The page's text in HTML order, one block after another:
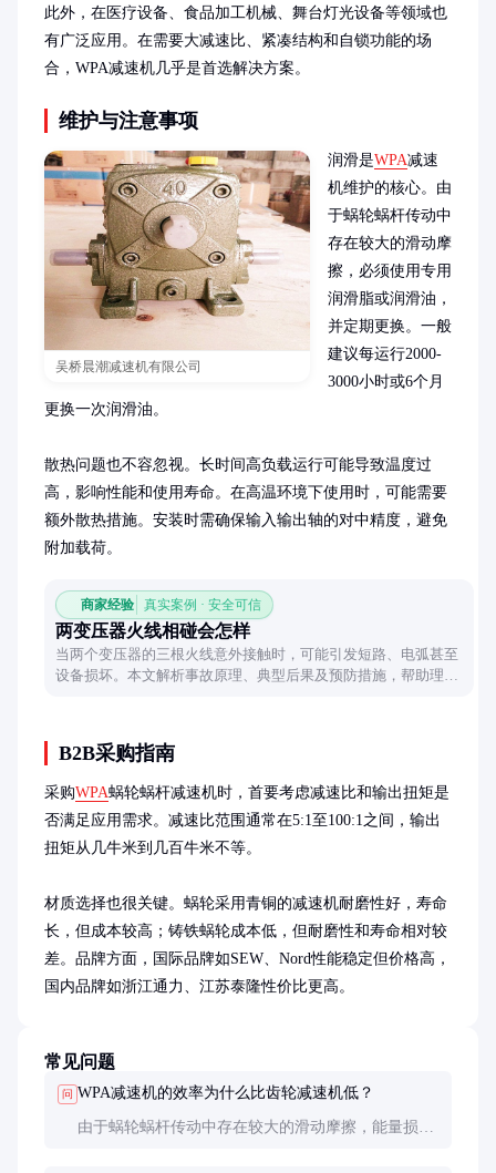
此外，在医疗设备、食品加工机械、舞台灯光设备等领域也
有广泛应用。在需要大减速比、紧凑结构和自锁功能的场
合，WPA减速机几乎是首选解决方案。
维护与注意事项
吴桥晨潮减速机有限公司
润滑是WPA减速
机维护的核心。由
于蜗轮蜗杆传动中
存在较大的滑动摩
擦，必须使用专用
润滑脂或润滑油，
并定期更换。一般
建议每运行2000-
3000小时或6个月
更换一次润滑油。
散热问题也不容忽视。长时间高负载运行可能导致温度过
高，影响性能和使用寿命。在高温环境下使用时，可能需要
额外散热措施。安装时需确保输入输出轴的对中精度，避免
附加载荷。
商家经验 真实案例 · 安全可信
两变压器火线相碰会怎样
当两个变压器的三根火线意外接触时，可能引发短路、电弧甚至
设备损坏。本文解析事故原理、典型后果及预防措施，帮助理解
B2B采购指南
采购WPA蜗轮蜗杆减速机时，首要考虑减速比和输出扭矩是
否满足应用需求。减速比范围通常在5:1至100:1之间，输出
扭矩从几牛米到几百牛米不等。
材质选择也很关键。蜗轮采用青铜的减速机耐磨性好，寿命
长，但成本较高；铸铁蜗轮成本低，但耐磨性和寿命相对较
差。品牌方面，国际品牌如SEW、Nord性能稳定但价格高，
国内品牌如浙江通力、江苏泰隆性价比更高。
常见问题
问 WPA减速机的效率为什么比齿轮减速机低？
由于蜗轮蜗杆传动中存在较大的滑动摩擦，能量损失